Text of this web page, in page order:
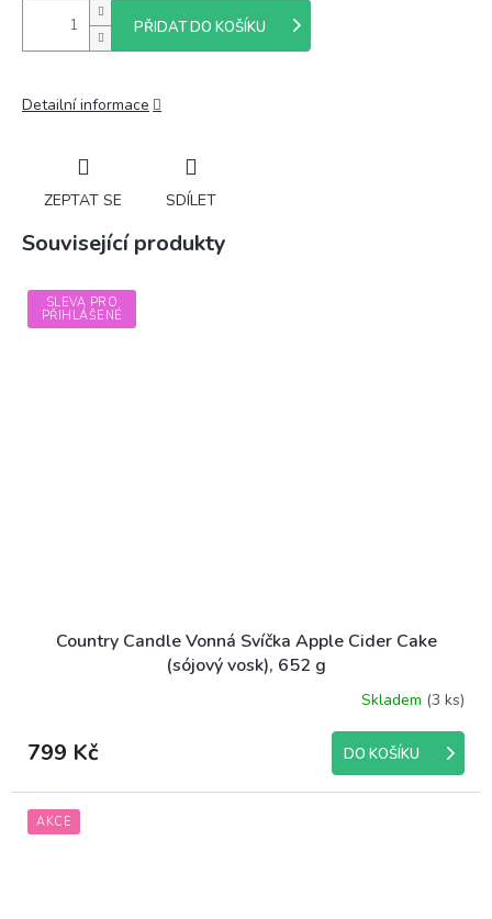
PŘIDAT DO KOŠÍKU
Detailní informace
ZEPTAT SE SDÍLET
Související produkty
SLEVA PRO
PŘIHLÁŠENÉ
Country Candle Vonná Svíčka Apple Cider Cake
(sójový vosk), 652 g
Skladem (3 ks)
799 Kč DO KOŠÍKU
AKCE